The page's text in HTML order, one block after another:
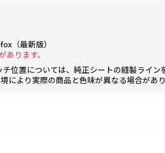
（最新版）
ります。
位置については、純正シートの縫製ライン
により実際の商品と色味が異なる場合があり